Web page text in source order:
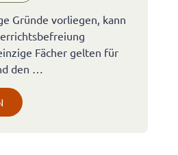
Gründe vorliegen, kann
Fächer gelten für
den …